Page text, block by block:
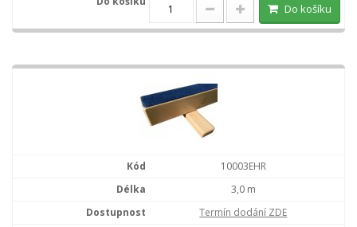
Do košíku
10003EHR
3,0 m
Termín dodání ZDE